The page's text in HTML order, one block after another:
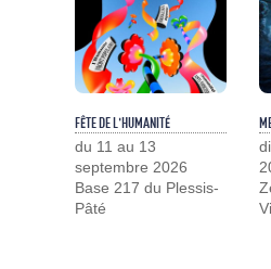
FÊTE DE L'HUMANITÉ
du 11 au 13
septembre 2026
Base 217 du Plessis-
Pâté